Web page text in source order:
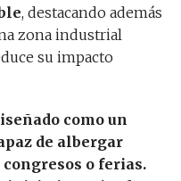
, destacando además
zona industrial
su impacto
como un
de albergar
o ferias.